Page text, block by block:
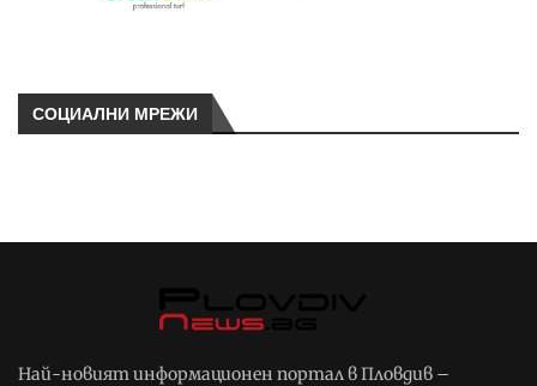
СОЦИАЛНИ МРЕЖИ
Най-новият информационен портал в Пловдив –